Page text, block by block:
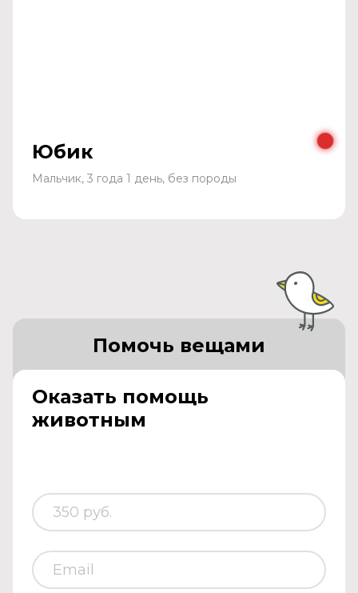
Юбик
Мальчик, 3 года 1 день, без породы
Оказать помощь
животным
Помочь вещами